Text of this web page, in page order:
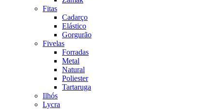
Fitas
Cadarço
Elástico
Gorgurão
Fivelas
Forradas
Metal
Natural
Poliester
Tartaruga
Ilhós
Lycra